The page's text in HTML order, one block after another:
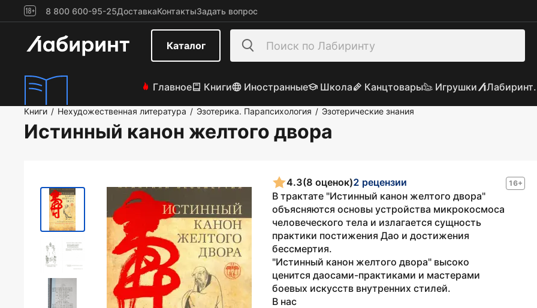
8 800 600-95-25ДоставкаКонтактыЗадать вопрос
Каталог
Главное Книги Иностранные Школа Канцтовары Игрушки
Книги / Нехудожественная литература / Эзотерика. Парапсихология / Эзотерические знания
Истинный канон желтого двора
16+
4.3(8 оценок)2 рецензии
В трактате "Истинный канон желтого двора"
объясняются основы устройства микрокосмоса
человеческого тела и излагается сущность
практики постижения Дао и достижения
бессмертия.
"Истинный канон желтого двора" высоко
ценится даосами-практиками и мастерами
боевых искусств внутренних стилей.
В нас